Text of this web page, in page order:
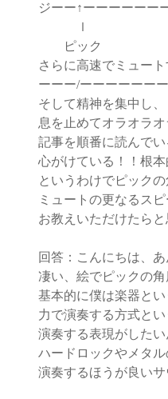
ジーー↑ーーーーーー
ｌ
ピック
さらに高速でミュー
ーーー/ーーーーー
そして精神を集中し
息を止めてオラオラ
記事を順番に読んで
心がけている！！根
というわけでピック
ミュートの更なるス
お教えいただけたら
回答：こんにちは、あ
凄い、絵でピックの
基本的に僕は楽器と
力で演奏する方式と
演奏する表現がした
ハードロックやメタ
演奏するほうが良いサ